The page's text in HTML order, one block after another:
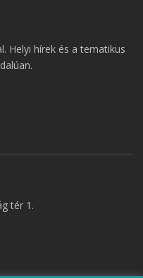
Helyi hírek és a tematikus
tér 1.